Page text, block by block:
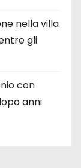
nella villa
gli
con
anni